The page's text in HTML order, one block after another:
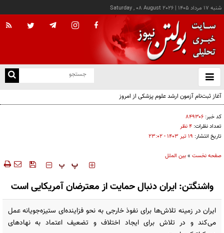
شنبه ۱۷ مرداد ۱۴۰۵ |
Saturday , 08 August 2026
باز
و
آغاز ثبت‌نام آزمون ارشد علوم پزشکی از امروز
کد خبر: ۸۴۹۳۰۶
تعداد نظرات: ۴ نظر
تاریخ انتشار: ۱۹ تير ۱۴۰۳ - ۲۳:۰۲
صفحه نخست »بین الملل
‍‍‍ پ پ
واشنگتن: ایران دنبال حمایت از معترضان آمریکایی است
ایران در زمینه تلاش‌ها برای نفوذ خارجی به نحو فزاینده‌ای ستیزه‌جویانه عمل
می‌کند و در تلاش برای ایجاد اختلاف و تضعیف اعتماد به نهادهای